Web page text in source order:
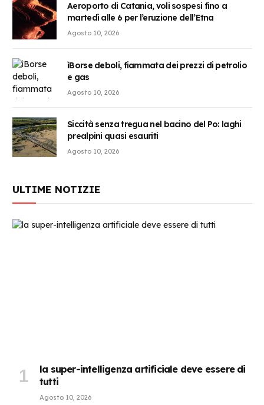
Aeroporto di Catania, voli sospesi fino a
martedì alle 6 per l’eruzione dell’Etna
Agosto 10, 2026
ìBorse deboli, fiammata dei prezzi di petrolio
e gas
Agosto 10, 2026
Siccità senza tregua nel bacino del Po: laghi
prealpini quasi esauriti
Agosto 10, 2026
ULTIME NOTIZIE
la super-intelligenza artificiale deve essere di
tutti
Agosto 10, 2026